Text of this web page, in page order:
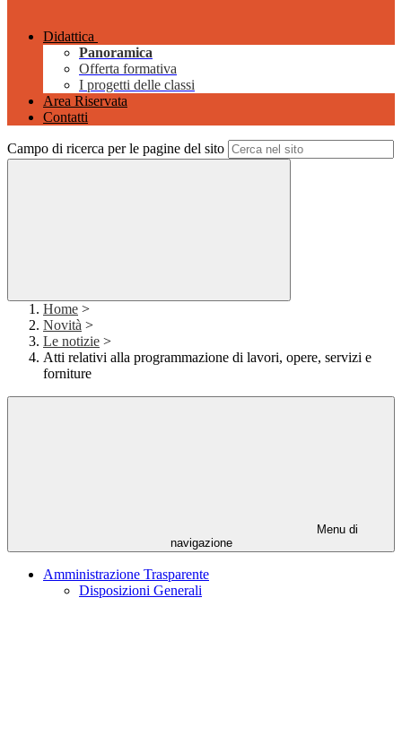
Didattica
Panoramica
Offerta formativa
I progetti delle classi
Area Riservata
Contatti
Campo di ricerca per le pagine del sito
Home >
Novità >
Le notizie >
Atti relativi alla programmazione di lavori, opere, servizi e
forniture
Menu di
navigazione
Amministrazione Trasparente
Disposizioni Generali